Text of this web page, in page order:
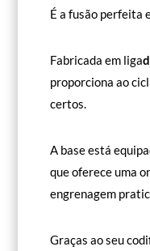
É a fusão perfeita
Fabricada em liga
proporciona ao
certos.
A base está
que oferece uma
engrenagem
Graças ao seu